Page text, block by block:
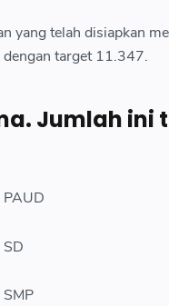
yang telah disiapkan
target 11.347.
Jumlah ini